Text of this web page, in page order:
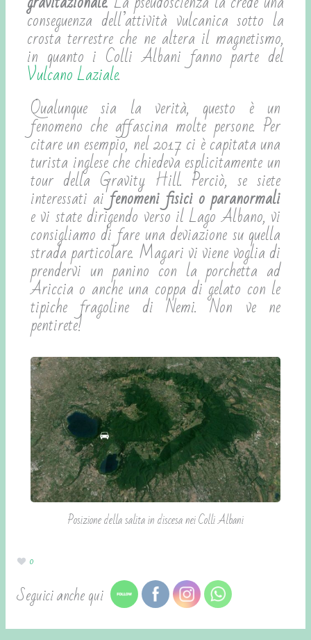
conseguenza dell’attività vulcanica sotto la
crosta terrestre che ne altera il magnetismo,
in quanto i Colli Albani fanno parte del
Vulcano Laziale.
Qualunque sia la verità, questo è un
fenomeno che affascina molte persone. Per
citare un esempio, nel 2017 ci è capitata una
turista inglese che chiedeva esplicitamente un
tour della Gravity Hill. Perciò, se siete
interessati aifenomeni fisici o paranormali
e vi state dirigendo verso il Lago Albano, vi
consigliamo di fare una deviazione su quella
strada particolare. Magari vi viene voglia di
prendervi un panino con la porchetta ad
Ariccia o anche una coppa di gelato con le
tipiche fragoline di Nemi. Non ve ne
pentirete!
Posizione della salita in discesa nei Colli Albani
0
Seguici anche qui